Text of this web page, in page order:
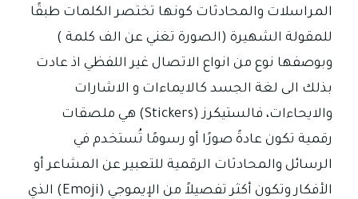
المراسلات والمحادثات كونها تختصر الكلمات طبقًا
للمقولة الشهيرة (الصورة تغني عن الف كلمة )
وبوصفها نوع من انواع الاتصال غير اللفظي اذ عادت
بذلك الى لغة الجسد كالايماءات و الاشارات
والايحاءات، فالستيكرز (Stickers) هي ملصقات
رقمية تكون عادةً صورًا أو رسومًا تُستخدم في
الرسائل والمحادثات الرقمية للتعبير عن المشاعر أو
الأفكار وتكون أكثر تفصيلاً من الإيموجي (Emoji) الذي